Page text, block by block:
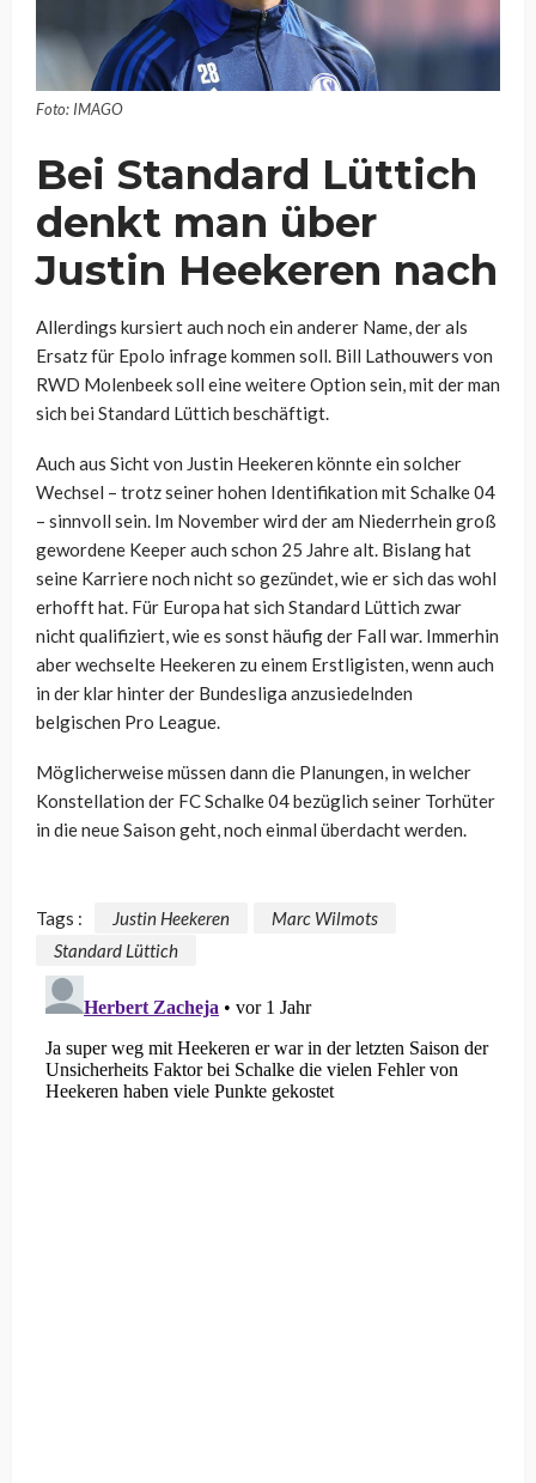
Foto: IMAGO
Bei Standard Lüttich
denkt man über
Justin Heekeren nach
Allerdings kursiert auch noch ein anderer Name, der als
Ersatz für Epolo infrage kommen soll. Bill Lathouwers von
RWD Molenbeek soll eine weitere Option sein, mit der man
sich bei Standard Lüttich beschäftigt.
Auch aus Sicht von Justin Heekeren könnte ein solcher
Wechsel – trotz seiner hohen Identifikation mit Schalke 04
– sinnvoll sein. Im November wird der am Niederrhein groß
gewordene Keeper auch schon 25 Jahre alt. Bislang hat
seine Karriere noch nicht so gezündet, wie er sich das wohl
erhofft hat. Für Europa hat sich Standard Lüttich zwar
nicht qualifiziert, wie es sonst häufig der Fall war. Immerhin
aber wechselte Heekeren zu einem Erstligisten, wenn auch
in der klar hinter der Bundesliga anzusiedelnden
belgischen Pro League.
Möglicherweise müssen dann die Planungen, in welcher
Konstellation der FC Schalke 04 bezüglich seiner Torhüter
in die neue Saison geht, noch einmal überdacht werden.
Tags : Justin Heekeren
Marc Wilmots
Standard Lüttich